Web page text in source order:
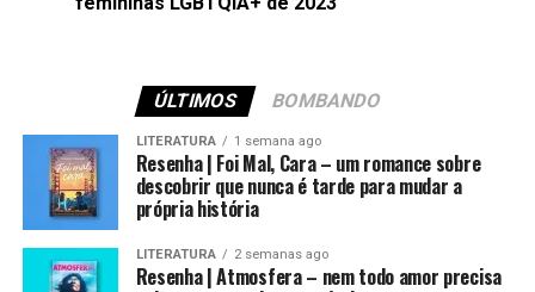
ÚLTIMOS BOMBANDO
LITERATURA 1 semana ago
Resenha | Foi Mal, Cara – um romance sobre
descobrir que nunca é tarde para mudar a
própria história
LITERATURA 2 semanas ago
Resenha | Atmosfera – nem todo amor precisa